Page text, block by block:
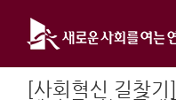
content
[사회혁신 길찾